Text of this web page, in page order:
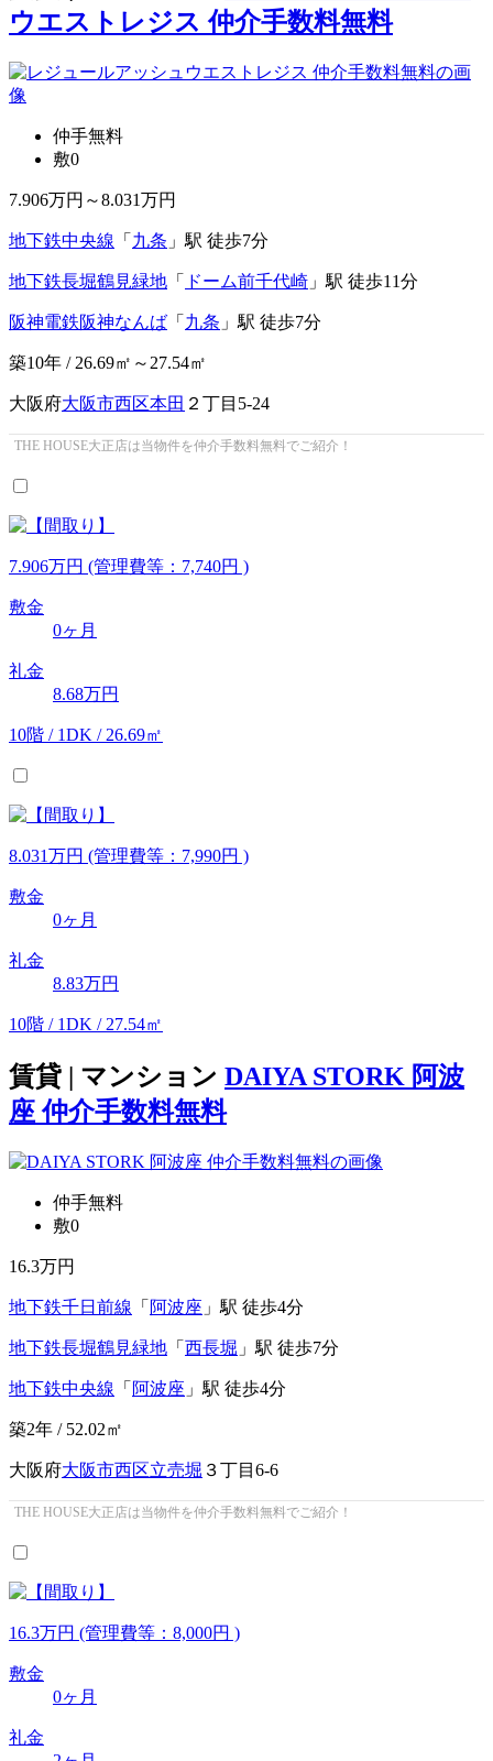
ウエストレジス 仲介手数料無料
仲手無料
敷0
7.906万円～8.031万円
地下鉄中央線 「 九条 」駅 徒歩7分
地下鉄長堀鶴見緑地 「 ドーム前千代崎 」駅 徒歩11分
阪神電鉄阪神なんば 「 九条 」駅 徒歩7分
築10年 / 26.69㎡～27.54㎡
大阪府大阪市西区本田 ２丁目5-24
THE HOUSE大正店は当物件を仲介手数料無料でご紹介！
7.906万円 (管理費等：7,740円 )
敷金
0ヶ月
礼金
8.68万円
10階 / 1DK / 26.69㎡
8.031万円 (管理費等：7,990円 )
敷金
0ヶ月
礼金
8.83万円
10階 / 1DK / 27.54㎡
賃貸 | マンション DAIYA STORK 阿波
座 仲介手数料無料
仲手無料
敷0
16.3万円
地下鉄千日前線 「 阿波座 」駅 徒歩4分
地下鉄長堀鶴見緑地 「 西長堀 」駅 徒歩7分
地下鉄中央線 「 阿波座 」駅 徒歩4分
築2年 / 52.02㎡
大阪府大阪市西区立売堀 ３丁目6-6
THE HOUSE大正店は当物件を仲介手数料無料でご紹介！
16.3万円 (管理費等：8,000円 )
敷金
0ヶ月
礼金